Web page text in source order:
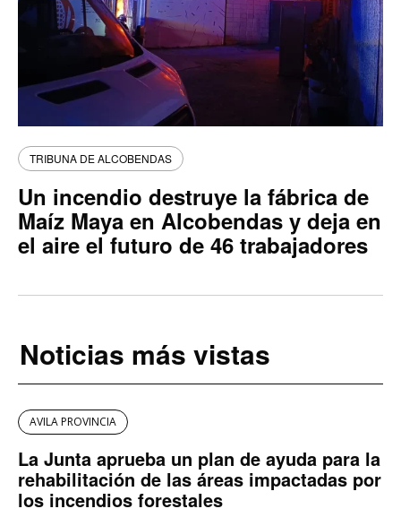
TRIBUNA DE ALCOBENDAS
Un incendio destruye la fábrica de
Maíz Maya en Alcobendas y deja en
el aire el futuro de 46 trabajadores
Noticias más vistas
AVILA PROVINCIA
La Junta aprueba un plan de ayuda para la
rehabilitación de las áreas impactadas por
los incendios forestales